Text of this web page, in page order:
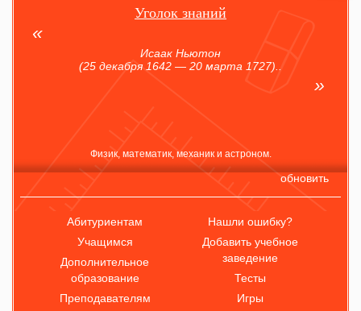
Уголок знаний
Исаак Ньютон
(25 декабря 1642 — 20 марта 1727)..
Физик, математик, механик и астроном.
обновить
Абитуриентам
Учащимся
Дополнительное
образование
Преподавателям
Нашли ошибку?
Добавить учебное
заведение
Тесты
Игры